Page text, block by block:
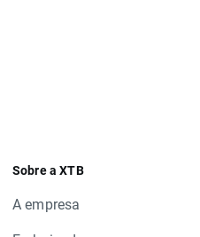
Sobre a XTB
A empresa